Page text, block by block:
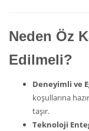
Neden Öz
Edilmeli?
Deneyimli ve
koşullarına
taşır.
Teknoloji